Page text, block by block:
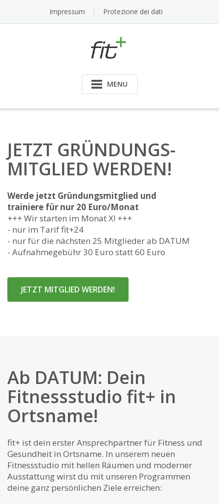
content
Impressum Protezione dei dati
MENU
JETZT GRÜNDUNGS-
MITGLIED WERDEN!
Werde jetzt Gründungsmitglied und
trainiere für nur 20 Euro/Monat
+++ Wir starten im Monat X! +++
- nur im Tarif fit+24
- nur für die nächsten 25 Mitglieder ab DATUM
- Aufnahmegebühr 30 Euro statt 60 Euro
JETZT MITGLIED WERDEN!
Ab DATUM: Dein
Fitnessstudio fit+ in
Ortsname!
fit+ ist dein erster Ansprechpartner für Fitness und
Gesundheit in Ortsname. In unserem neuen
Fitnessstudio mit hellen Räumen und moderner
Ausstattung wirst du mit unseren Programmen
deine ganz persönlichen Ziele erreichen: